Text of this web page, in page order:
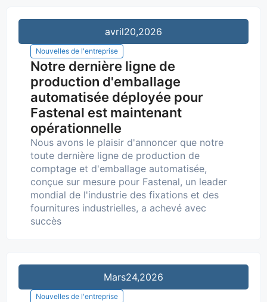
avril20,2026
Nouvelles de l'entreprise
Notre dernière ligne de
production d'emballage
automatisée déployée pour
Fastenal est maintenant
opérationnelle
Nous avons le plaisir d'annoncer que notre
toute dernière ligne de production de
comptage et d'emballage automatisée,
conçue sur mesure pour Fastenal, un leader
mondial de l'industrie des fixations et des
fournitures industrielles, a achevé avec
succès
Mars24,2026
Nouvelles de l'entreprise